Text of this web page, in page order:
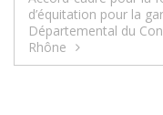
d’équitation pour la
Départemental du
Rhône